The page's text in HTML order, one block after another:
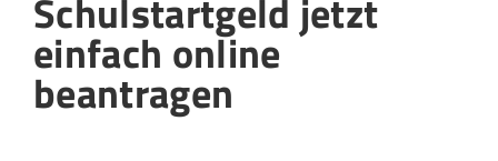
Schulstartgeld jetzt
einfach online
beantragen